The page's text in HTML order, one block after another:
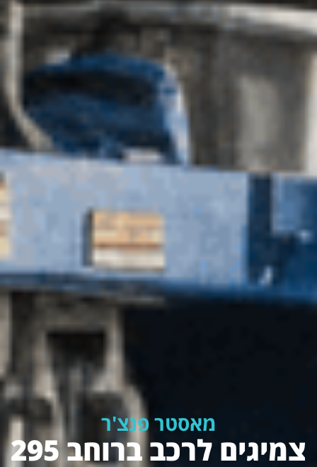
מאסטר פנצ'ר
צמיגים לרכב ברוחב 295